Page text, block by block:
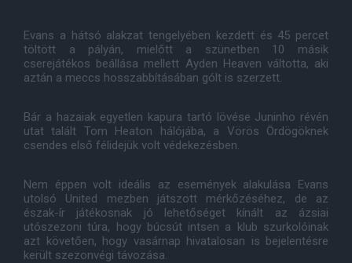
Evans a hátsó alakzat tengelyében kezdett és 45 percet
töltött a pályán, mielőtt a szünetben 10 másik
cserejátékos beállása mellett Ayden Heaven váltotta, aki
aztán a meccs hosszabbításában gólt is szerzett.
Bár a hazaiak egyetlen kapura tartó lövése Juninho révén
utat talált Tom Heaton hálójába, a Vörös Ördögöknek
csendes első félidejük volt védekezésben.
Nem éppen volt ideális az események alakulása Evans
utolsó United mezben játszott mérkőzéséhez, de az
észak-ír játékosnak jó lehetőséget kínált az ázsiai
utószezoni túra, hogy búcsút intsen a klub szurkolóinak
azt követően, hogy vasárnap hivatalosan is bejelentésre
került szezonvégi távozása.